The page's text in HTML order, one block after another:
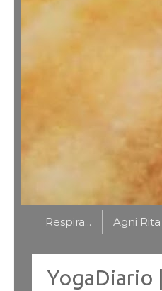
Respira... Agni Rita
YogaDiario